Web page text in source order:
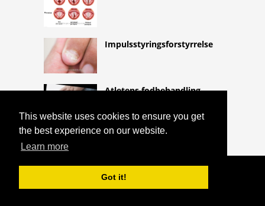
This website uses cookies to ensure you get
the best experience on our website.
Learn more
Got it!
Impulsstyringsforstyrrelse
Atletens fodbehandling
COPYRIGHT 2026 HTTPS://CQLIFE.NET